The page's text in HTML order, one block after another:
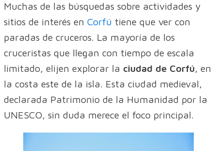
Muchas de las búsquedas sobre actividades y
sitios de interés en Corfú tiene que ver con
paradas de cruceros. La mayoría de los
cruceristas que llegan con tiempo de escala
limitado, elijen explorar la ciudad de Corfú, en
la costa este de la isla. Esta ciudad medieval,
declarada Patrimonio de la Humanidad por la
UNESCO, sin duda merece el foco principal.